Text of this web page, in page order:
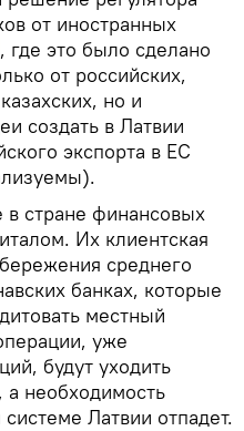
от иностранных
, где это было сделано
от российских,
но и
создать в Латвии
экспорта в ЕС
в стране финансовых
Их клиентская
среднего
банках, которые
местный
уже
будут уходить
а необходимость
Латвии отпадет.